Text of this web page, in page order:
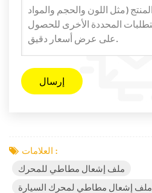
العلامات :
ملف إشعال مطاطي للمحرك
ملف إشعال مطاطي لمحرك السيارة